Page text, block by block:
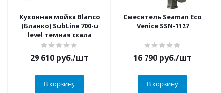
Кухонная мойка Blanco
(Бланко) SubLine 700-u
level темная скала
29 610 руб./шт
В корзину
Смеситель Seaman Eco
Venice SSN-1127
16 790 руб./шт
В корзину